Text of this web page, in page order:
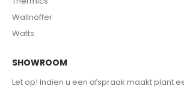
Wallnöffer
Watts
SHOWROOM
Let op! Indien u een afspraak maakt plant